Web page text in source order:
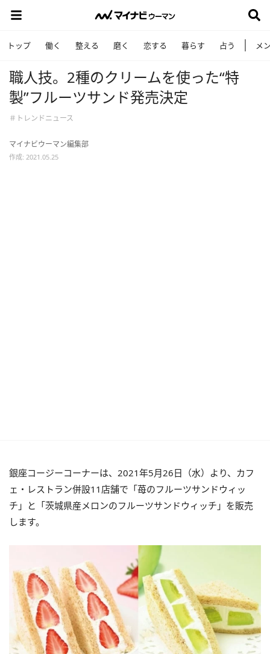
トップ 働く 整える 磨く 恋する 暮らす 占う メ
職人技。2種のクリームを使った“特
製”フルーツサンド発売決定
＃トレンドニュース
マイナビウーマン編集部
作成: 2021.05.25
銀座コージーコーナーは、2021年5月26日（水）より、カフ
ェ・レストラン併設11店舗で「苺のフルーツサンドウィッ
チ」と「茨城県産メロンのフルーツサンドウィッチ」を販売
します。